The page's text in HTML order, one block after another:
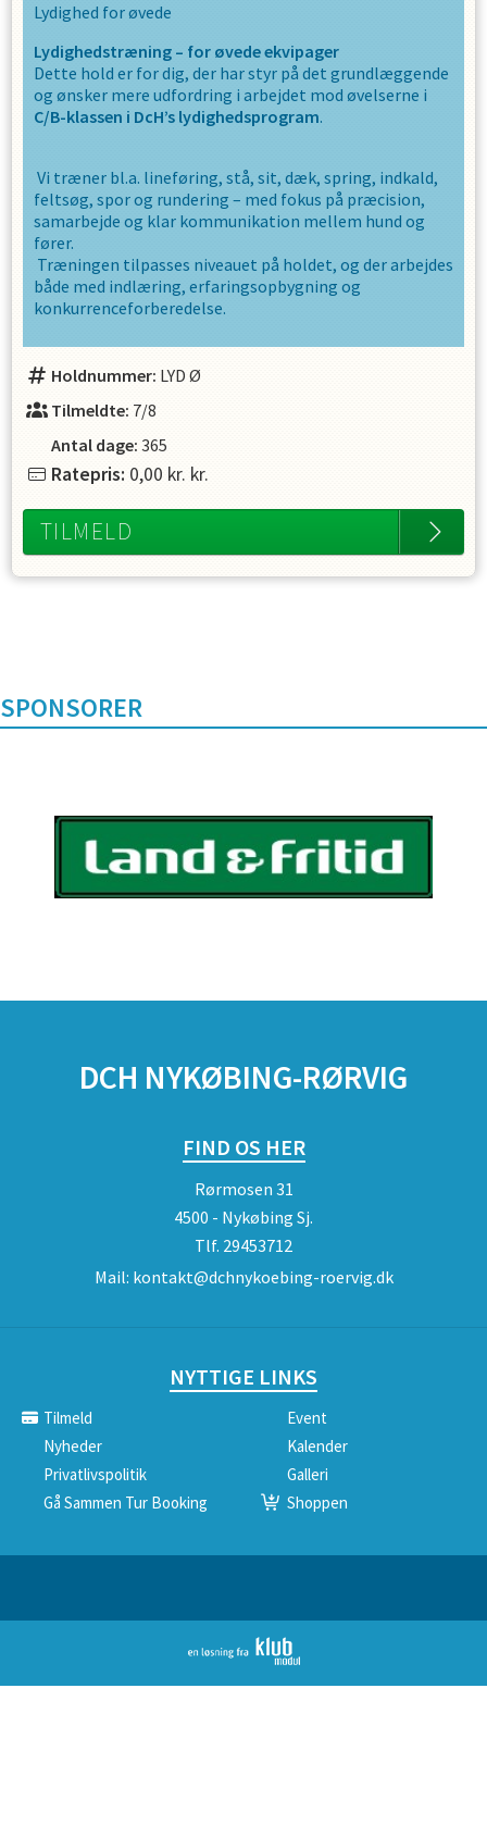
Lydighed for øvede
Lydighedstræning – for øvede ekvipager
Dette hold er for dig, der har styr på det grundlæggende
og ønsker mere udfordring i arbejdet mod øvelserne i
C/B-klassen i DcH’s lydighedsprogram.
Vi træner bl.a. lineføring, stå, sit, dæk, spring, indkald,
feltsøg, spor og rundering – med fokus på præcision,
samarbejde og klar kommunikation mellem hund og
fører.
Træningen tilpasses niveauet på holdet, og der arbejdes
både med indlæring, erfaringsopbygning og
konkurrenceforberedelse.
Holdnummer: LYD Ø
Tilmeldte: 7/8
Antal dage: 365
Ratepris: 0,00 kr. kr.
TILMELD
SPONSORER
DCH NYKØBING-RØRVIG
FIND OS HER
Rørmosen 31
4500 - Nykøbing Sj.
Tlf. 29453712
Mail: kontakt@dchnykoebing-roervig.dk
NYTTIGE LINKS
Tilmeld
Event
Nyheder
Kalender
Privatlivspolitik
Galleri
Gå Sammen Tur Booking
Shoppen